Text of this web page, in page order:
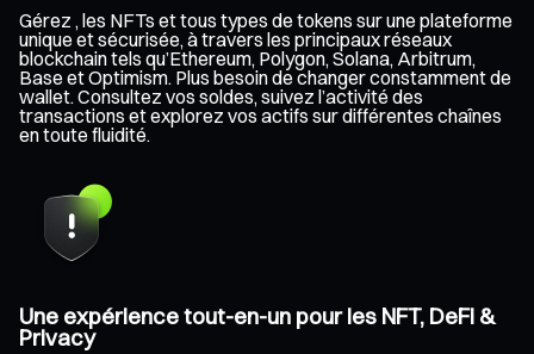
Gérez , les NFTs et tous types de tokens sur une plateforme
unique et sécurisée, à travers les principaux réseaux
blockchain tels qu’Ethereum, Polygon, Solana, Arbitrum,
Base et Optimism. Plus besoin de changer constamment de
wallet. Consultez vos soldes, suivez l’activité des
transactions et explorez vos actifs sur différentes chaînes
en toute fluidité.
Une expérience tout-en-un pour les NFT, DeFi &
Privacy